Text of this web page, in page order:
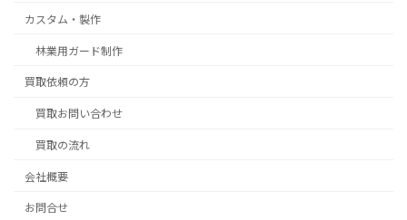
カスタム・製作
林業用ガード制作
買取依頼の方
買取お問い合わせ
買取の流れ
会社概要
お問合せ